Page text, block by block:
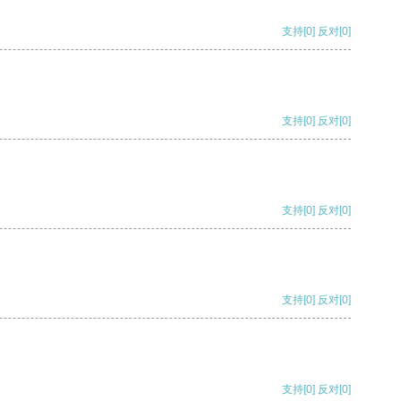
支持[0] 反对[0]
支持[0] 反对[0]
支持[0] 反对[0]
支持[0] 反对[0]
支持[0] 反对[0]